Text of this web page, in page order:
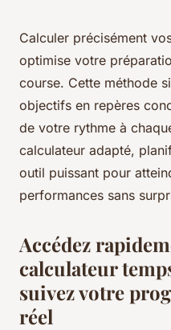
Calculer précisément
optimise votre
course. Cette méthode
objectifs en repères
de votre rythme à
calculateur adapté,
outil puissant pour
performances sans
Accédez
calculateur
suivez votre
réel